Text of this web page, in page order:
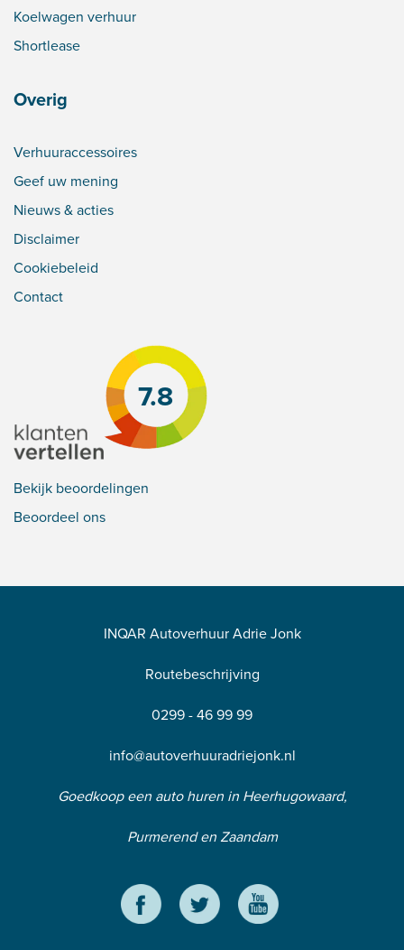
Koelwagen verhuur
Shortlease
Overig
Verhuuraccessoires
Geef uw mening
Nieuws & acties
Disclaimer
Cookiebeleid
Contact
7.8
Bekijk beoordelingen
Beoordeel ons
INQAR Autoverhuur Adrie Jonk
Routebeschrijving
0299 - 46 99 99
info@autoverhuuradriejonk.nl
Goedkoop een auto huren in Heerhugowaard,
Purmerend en Zaandam